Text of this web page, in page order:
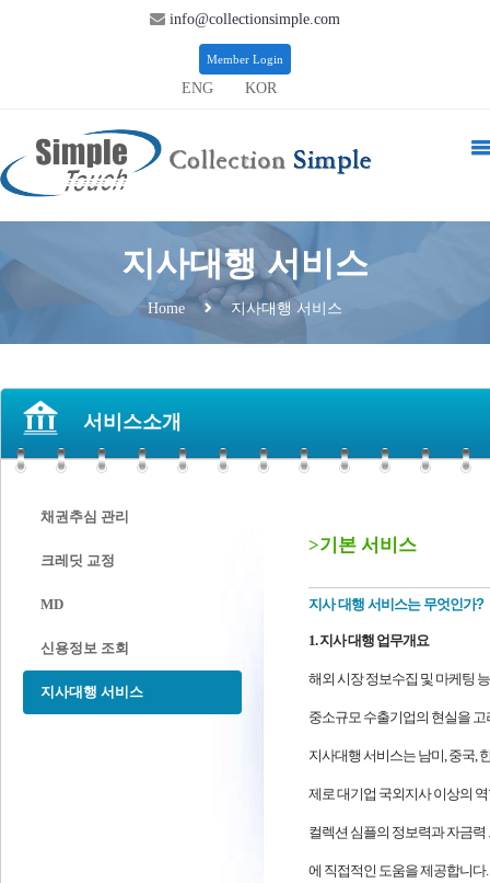
info@collectionsimple.com
Member Login
ENG KOR
지사대행 서비스
Home 지사대행 서비스
서비스소개
채권추심 관리
크레딧 교정
MD
신용정보 조회
지사대행 서비스
>기본 서비스
지사 대행 서비스는 무엇인가?
1. 지사 대행 업무개요
해외 시장 정보수집 및 마케팅
중소규모 수출기업의 현실을
지사대행 서비스는 남미, 중국,
제로 대기업 국외지사 이상의
컬렉션 심플의 정보력과 자금
에 직접적인 도움을 제공합니다.